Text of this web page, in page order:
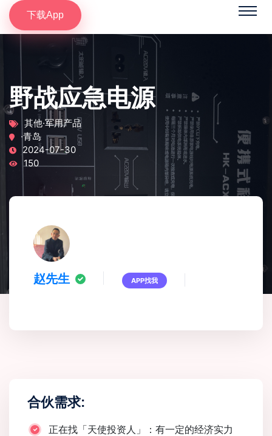
下载App
野战应急电源
其他·军用产品
·青岛
2024-07-30
150
赵先生 APP找我
合伙需求:
正在找「天使投资人」：有一定的经济实力